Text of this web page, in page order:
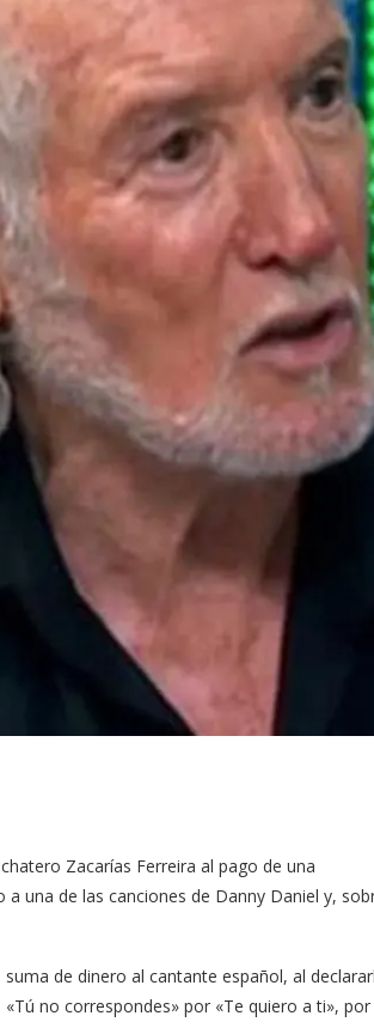
Zacarías Ferreira al pago de una
una de las canciones de Danny Daniel y,
de dinero al cantante español, al
no correspondes» por «Te quiero a ti», por